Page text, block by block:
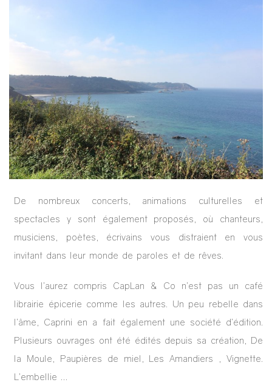
De nombreux concerts, animations culturelles et
spectacles y sont également proposés, où chanteurs,
musiciens, poètes, écrivains vous distraient en vous
invitant dans leur monde de paroles et de rêves.
Vous l’aurez compris CapLan & Co n’est pas un café
librairie épicerie comme les autres. Un peu rebelle dans
l’âme, Caprini en a fait également une société d’édition.
Plusieurs ouvrages ont été édités depuis sa création, De
la Moule, Paupières de miel, Les Amandiers , Vignette.
L’embellie …